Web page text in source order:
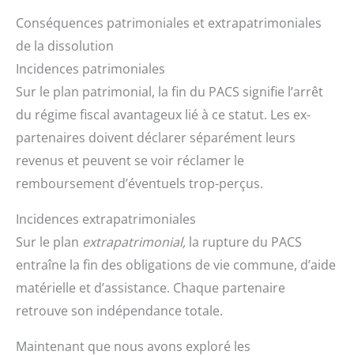
Conséquences patrimoniales et extrapatrimoniales
de la dissolution
Incidences patrimoniales
Sur le plan patrimonial, la fin du PACS signifie l’arrêt
du régime fiscal avantageux lié à ce statut. Les ex-
partenaires doivent déclarer séparément leurs
revenus et peuvent se voir réclamer le
remboursement d’éventuels trop-perçus.
Incidences extrapatrimoniales
Sur le plan extrapatrimonial, la rupture du PACS
entraîne la fin des obligations de vie commune, d’aide
matérielle et d’assistance. Chaque partenaire
retrouve son indépendance totale.
Maintenant que nous avons exploré les